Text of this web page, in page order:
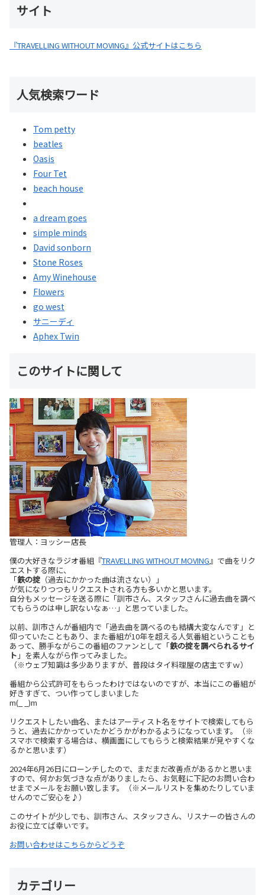
サイト
『TRAVELLING WITHOUT MOVING』公式サイトはこちら
人気検索ワード
Tom petty
beatles
Oasis
Four Tet
beach house
a dream goes
simple minds
David sonborn
Stone Roses
Amy Winehouse
Flowers
go west
サニーディ
Aphex Twin
このサイトに関して
管理人：ヨッシー店長
僕の大好きなラジオ番組『TRAVELLING WITHOUT MOVING』で曲をリク
エストする際に、
「鉄の掟 （過去にかかった曲は流さない）」
が気になりつつもリクエストされる方も多いかと思います。
自分もメッセージを送る際に「訓市さん、スタッフさんに過去曲を調べ
てもらうのは申し訳ないなぁ…」と思っていました。
以前、訓市さんが番組内で「過去曲を調べるのも結構大変なんです」と
仰っていたこともあり、また番組が10年を超える人気番組ということも
あって、勝手ながらこの番組のファンとして「鉄の掟を調べられるサイ
ト 」を素人ながら作ってみました。
（※ウェブ知識は多少ありますが、普段はタイ料理屋の店主ですｗ）
番組から公式許可をもらったわけではないのですが、本当にこの番組が
好きすぎて、つい作ってしまいました
m(_ _)m
リクエストしたい曲名、またはアーティスト名をサイトで検索してもら
うと、過去にかかっていたかどうかがわかるようになっています。（※
スマホで検索する場合は、横画面にしてもらうと検索結果が見やすくな
るかと思います）
2024年6月26日にローンチしたので、まだまだ改善点があるかと思いま
すので、何かお気づきな点がありましたら、お気軽に下記のお問い合わ
せまでメールをお願い致します。（※メールリストを集めたりしていま
せんのでご安心を♪）
このサイトが少しでも、訓市さん、スタッフさん、リスナーの皆さんの
お役に立てば幸いです。
お問い合わせはこちらからどうぞ
カテゴリー